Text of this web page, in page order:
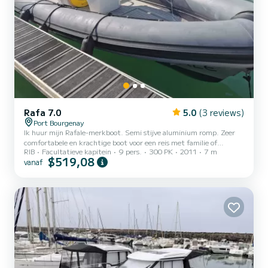
Rafa 7.0 5.0 (3 reviews)
Port Bourgenay
Ik huur mijn Rafale-merkboot. Semi stijve aluminium romp. Zeer
comfortabele en krachtige boot voor een reis met familie of
vrienden voor een visreis, waterskiën, kielzog of sleepboei. U kunt
ook een dagje naar het Ile de Ré of de Sables d'Olonne. Tot uw
RIB Facultatieve kapitein 9 pers. 300 PK 2011 7 m
vanaf $519,08